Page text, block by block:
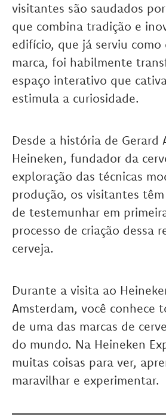
visitantes são saudados
que combina tradição e
edifício, que já serviu como
marca, foi habilmente
espaço interativo que
estimula a curiosidade.
Desde a história de Gerard
Heineken, fundador da
exploração das técnicas
produção, os visitantes
de testemunhar em
processo de criação dessa
cerveja.
Durante a visita ao
Amsterdam, você conhece
de uma das marcas de
do mundo. Na Heineken
muitas coisas para ver,
maravilhar e experimentar.